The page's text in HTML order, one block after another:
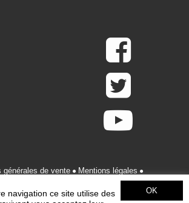
générales de vente
Mentions légales
navigation ce site utilise des
OK